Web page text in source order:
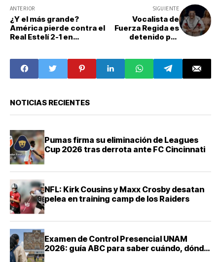
ANTERIOR
¿Y el más grande?
América pierde contra el
Real Estelí 2-1 en
SIGUIENTE
Vocalista de
Fuerza Regida es
detenido por
Mexicali
NOTICIAS RECIENTES
Pumas firma su eliminación de Leagues
Cup 2026 tras derrota ante FC Cincinnati
NFL: Kirk Cousins y Maxx Crosby desatan
pelea en training camp de los Raiders
Examen de Control Presencial UNAM
2026: guía ABC para saber cuándo, dónde